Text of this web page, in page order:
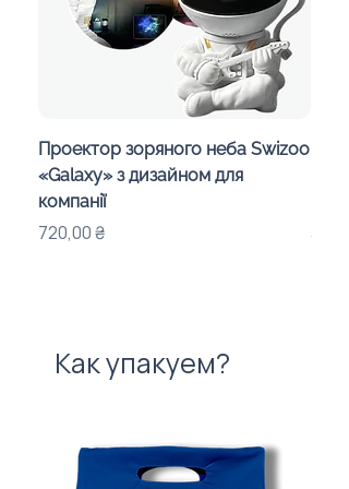
Проектор зоряного неба Swizoo
«Galaxy» з дизайном для
компанії
Цена
720,00 ₴ Цена
Как упакуем?